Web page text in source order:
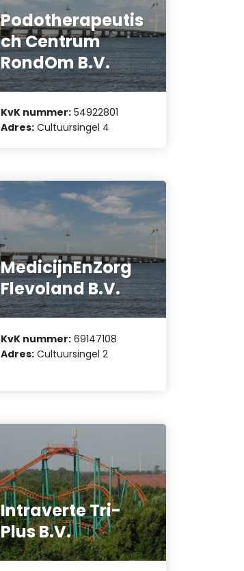
Podotherapeutis
ch Centrum
RondOm B.V.
KvK nummer: 54922801
Adres: Cultuursingel 4
MedicijnEnZorg
Flevoland B.V.
KvK nummer: 69147108
Adres: Cultuursingel 2
Intraverte Tri-
Plus B.V.